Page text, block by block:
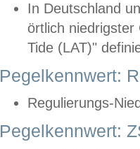
In Deutschland
örtlich
Tide (LAT)"
Pegelkennwert:
Regulierungs-
Pegelkennwert: